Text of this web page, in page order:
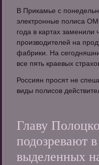
В Прикамье с
электронные полиса
года в картах
производителей на
фабрики. На
все пять краевых
Россиян просят не
виды полисов
Главу
подозревают в
выделенных